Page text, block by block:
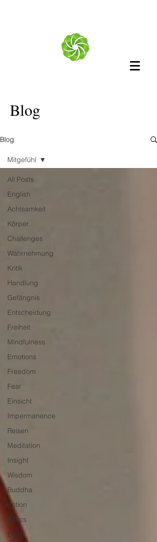
Blog
Blog
All Posts
English
Achtsamkeit
Körper
Challenges
Wahrnehmung
Kritik
Handlung
Gefängnis
Entscheidung
Freiheit
Mindfulness
Emotions
Freedom
Fear
Einsicht
Impermanence
Reisen
Meditation
Insight
Wisdom
Buddha
Action
Ethics
Ethik
Mitgefühl